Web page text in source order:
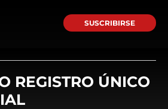
SUSCRIBIRSE
REGISTRO ÚNICO